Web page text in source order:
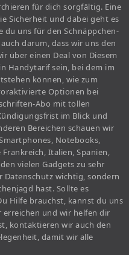
für dich sorgfältig. Eine
Sicherheit und dabei geht es
du uns für den Schnäppchen-
darum, dass wir uns den
über einen Deal von Diesem
Handytarif sein, bei dem im
können, wie zum
Optionen bei
Abo mit tollen
im Blick und
Bereichen schauen wir
Notebooks,
Italien, Spanien,
vielen Gadgets zu sehr
wichtig, sondern
hast. Sollte es
Hilfe brauchst, kannst du uns
und wir helfen dir
kontaktieren wir auch den
damit wir alle